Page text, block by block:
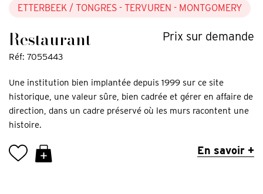
ETTERBEEK / TONGRES - TERVUREN - MONTGOMERY
Restaurant Prix sur demande
Réf: 7055443
Une institution bien implantée depuis 1999 sur ce site
historique, une valeur sûre, bien cadrée et gérer en affaire de
direction, dans un cadre préservé où les murs racontent une
histoire.
En savoir +